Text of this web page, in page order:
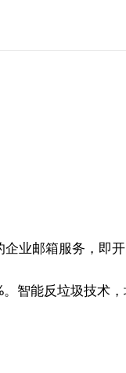
业邮箱服务，即开
智能反垃圾技术